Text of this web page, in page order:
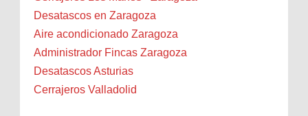
Biota
Camareta
Cáncer
Carmela Sauras
Carnavales
Desatascos en Zaragoza
Aire acondicionado Zaragoza
Administrador Fincas Zaragoza
Desatascos Asturias
Cerrajeros Valladolid